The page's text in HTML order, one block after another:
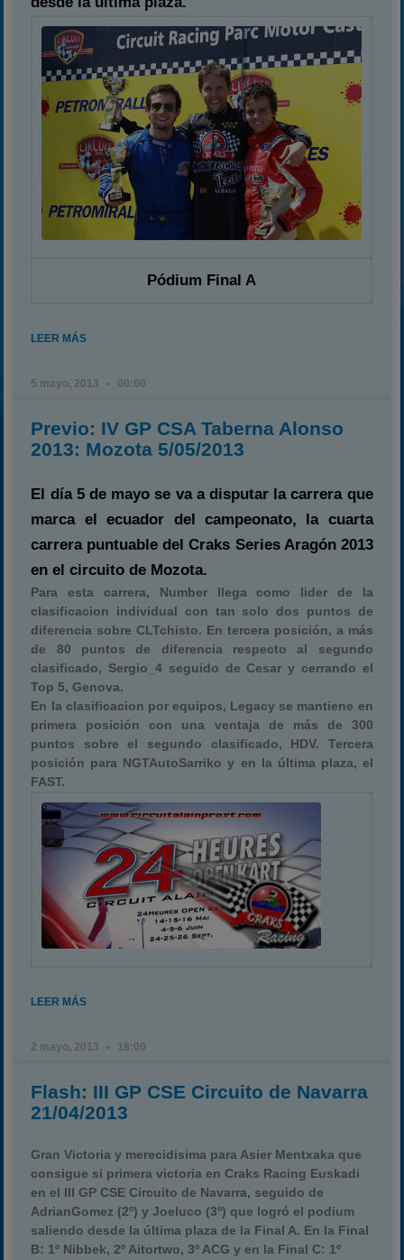
Pódium Final A
LEER MÁS
5 mayo, 2013 00:00
Previo: IV GP CSA Taberna Alonso
2013: Mozota 5/05/2013
El día 5 de mayo se va a disputar la carrera que
marca el ecuador del campeonato, la cuarta
carrera puntuable del Craks Series Aragón 2013
en el circuito de Mozota.
Para esta carrera, Number llega como lider de la
clasificacion individual con tan solo dos puntos de
diferencia sobre CLTchisto. En tercera posición, a más
de 80 puntos de diferencia respecto al segundo
clasificado, Sergio_4 seguido de Cesar y cerrando el
Top 5, Genova.
En la clasificacion por equipos, Legacy se mantiene en
primera posición con una ventaja de más de 300
puntos sobre el segundo clasificado, HDV. Tercera
posición para NGTAutoSarriko y en la última plaza, el
FAST.
LEER MÁS
2 mayo, 2013 18:00
Flash: III GP CSE Circuito de Navarra
21/04/2013
Gran Victoria y merecidisima para Asier Mentxaka que
consigue si primera victoria en Craks Racing Euskadi
en el III GP CSE Circuito de Navarra, seguido de
AdrianGomez (2º) yJoeluco (3º) que logró el podium
saliendo desde la última plaza de la Final A. En la Final
B: 1º Nibbek, 2º Aitortwo, 3º ACG y en la Final C: 1º